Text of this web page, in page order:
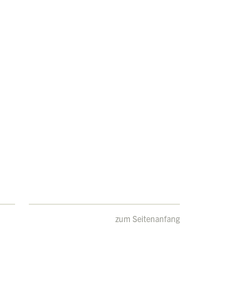
zum Seitenanfang